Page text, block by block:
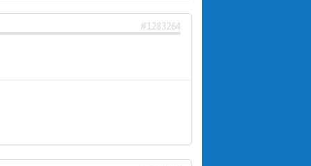
#1283264